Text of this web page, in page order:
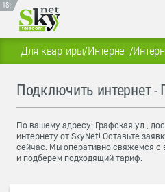
18+
Для квартиры/Интернет/
Подключить интернет -
По вашему адресу: Графская ул.,
интернету от SkyNet! Оставьте
сейчас. Мы оперативно свяжемся с
и подберем подходящий тариф.